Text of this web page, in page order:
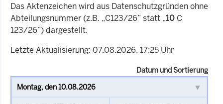
Das Aktenzeichen wird aus Datenschutzgründen ohne
Abteilungsnummer (z.B. „C123/26” statt „10 C
123/26”) dargestellt.
Letzte Aktualisierung: 07.08.2026, 17:25 Uhr
Datum und Sortierung